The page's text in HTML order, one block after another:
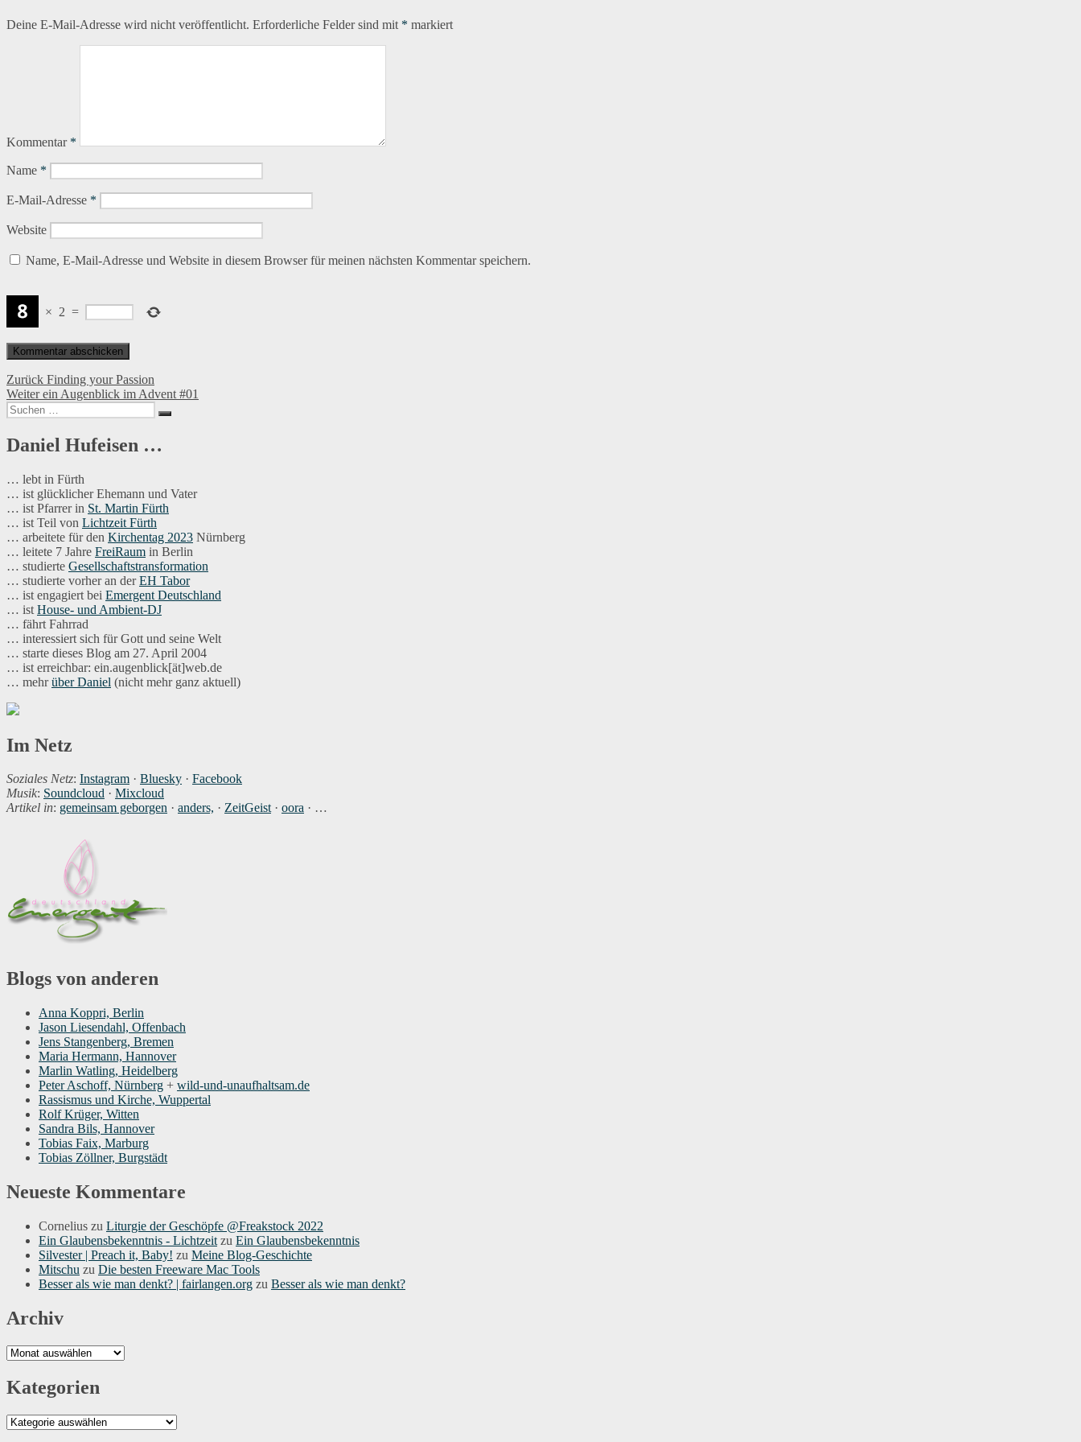
Deine E-Mail-Adresse wird nicht veröffentlicht. Erforderliche Felder sind mit * markiert
Kommentar *
Name *
E-Mail-Adresse *
Website
Name, E-Mail-Adresse und Website in diesem Browser für meinen nächsten Kommentar speichern.
× 2 =
Beitragsnavigation
Zurück Vorheriger
Beitrag:
Finding your Passion
Weiter Nächster
Beitrag:
ein Augenblick im Advent #01
Suchen
nach:
Suchen
Daniel Hufeisen …
… lebt in Fürth
… ist glücklicher Ehemann und Vater
… ist Pfarrer in St. Martin Fürth
… ist Teil von Lichtzeit Fürth
… arbeitete für den Kirchentag 2023 Nürnberg
… leitete 7 Jahre FreiRaum in Berlin
… studierte Gesellschaftstransformation
… studierte vorher an derEH Tabor
… ist engagiert bei Emergent Deutschland
… ist House- und Ambient-DJ
… fährt Fahrrad
… interessiert sich für Gott und seine Welt
… starte dieses Blog am 27. April 2004
… ist erreichbar: ein.augenblick[ät]web.de
… mehrüber Daniel (nicht mehr ganz aktuell)
Im Netz
Soziales Netz: Instagram · Bluesky · Facebook
Musik: Soundcloud · Mixcloud
Artikel in: gemeinsam geborgen · anders, · ZeitGeist· oora · …
Blogs von anderen
Anna Koppri, Berlin
Jason Liesendahl, Offenbach
Jens Stangenberg, Bremen
Maria Hermann, Hannover
Marlin Watling, Heidelberg
Peter Aschoff, Nürnberg + wild-und-unaufhaltsam.de
Rassismus und Kirche, Wuppertal
Rolf Krüger, Witten
Sandra Bils, Hannover
Tobias Faix, Marburg
Tobias Zöllner, Burgstädt
Neueste Kommentare
Cornelius zu Liturgie der Geschöpfe @Freakstock 2022
Ein Glaubensbekenntnis - Lichtzeit zu Ein Glaubensbekenntnis
Silvester | Preach it, Baby! zu Meine Blog-Geschichte
Mitschu zu Die besten Freeware Mac Tools
Besser als wie man denkt? | fairlangen.org zu Besser als wie man denkt?
Archiv
Archiv
Kategorien
Kategorien